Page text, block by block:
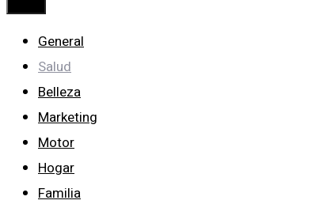
General
Salud
Belleza
Marketing
Motor
Hogar
Familia